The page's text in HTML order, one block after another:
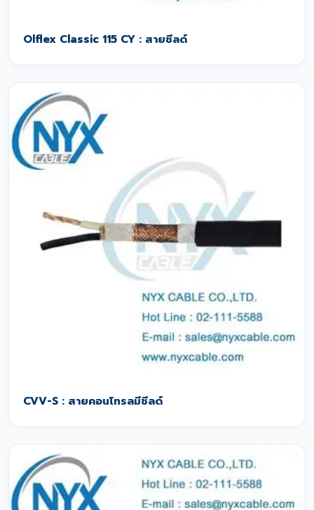
Olflex Classic 115 CY : สายชีลด์
CVV-S : สายคอนโทรลมีชีลด์